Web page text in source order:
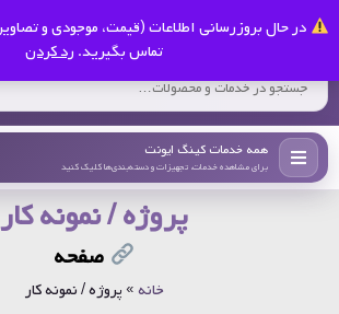
در حال بروزرسانی اطلاعات (قیمت، موجودی و
تماس بگیرید. رد کردن
کینگ ایونت
همه خدمات کینگ ایونت
برای مشاهده خدمات، تجهیزات و دسته‌بندی‌ها کلیک کنید
پروژه / نمونه کار
صفحه
خانه»پروژه / نمونه کار